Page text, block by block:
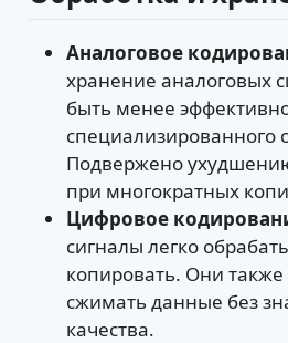
Аналоговое
хранение аналоговых
быть менее
специализированного
Подвержено
при многократных
Цифровое
сигналы легко
копировать. Они
сжимать данные без
качества.